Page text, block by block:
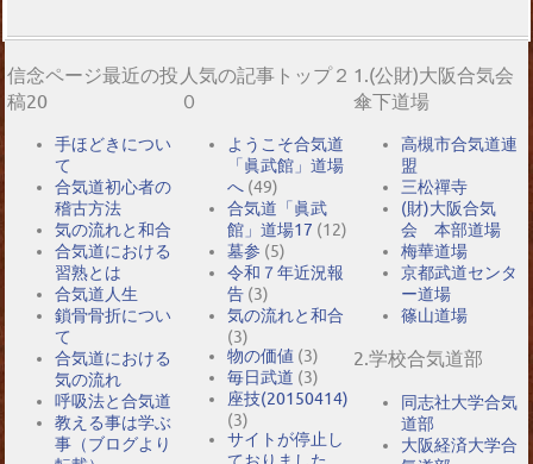
信念ページ最近の投
稿20
手ほどきについ
て
合気道初心者の
稽古方法
気の流れと和合
合気道における
習熟とは
合気道人生
鎖骨骨折につい
て
合気道における
気の流れ
呼吸法と合気道
教える事は学ぶ
事（ブログより
人気の記事トップ２
０
ようこそ合気道
「眞武館」道場
へ (49)
合気道「眞武
館」道場17 (12)
墓参 (5)
令和７年近況報
告 (3)
気の流れと和合
(3)
物の価値 (3)
毎日武道 (3)
座技(20150414)
(3)
サイトが停止し
1.(公財)大阪合気会
傘下道場
高槻市合気道連
盟
三松禪寺
(財)大阪合気
会 本部道場
梅華道場
京都武道センタ
ー道場
篠山道場
2.学校合気道部
同志社大学合気
道部
大阪経済大学合